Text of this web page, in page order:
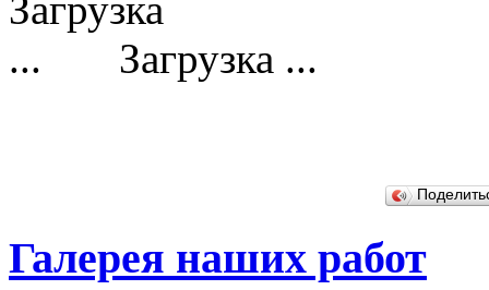
Загрузка ...
Галерея наших работ